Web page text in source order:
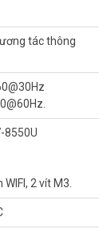
tác thông
8550U
2 vít M3.